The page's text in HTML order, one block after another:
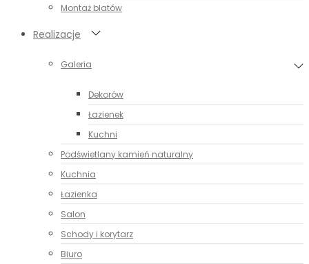
Montaż blatów
Realizacje
Galeria
Dekorów
Łazienek
Kuchni
Podświetlany kamień naturalny
Kuchnia
Łazienka
Salon
Schody i korytarz
Biuro